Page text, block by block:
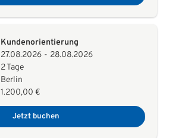
Kundenorientierung
27.08.2026 - 28.08.2026
2 Tage
Berlin
1.200,00 €
Jetzt buchen